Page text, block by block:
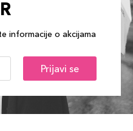
informacije o akcijama
Prijavi se